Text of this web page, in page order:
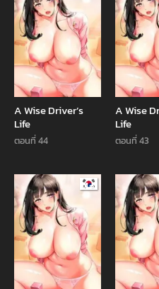
A Wise Driver’s
Life
ตอนที่ 44
A Wise
Life
ตอนที่ 43
Manhwa